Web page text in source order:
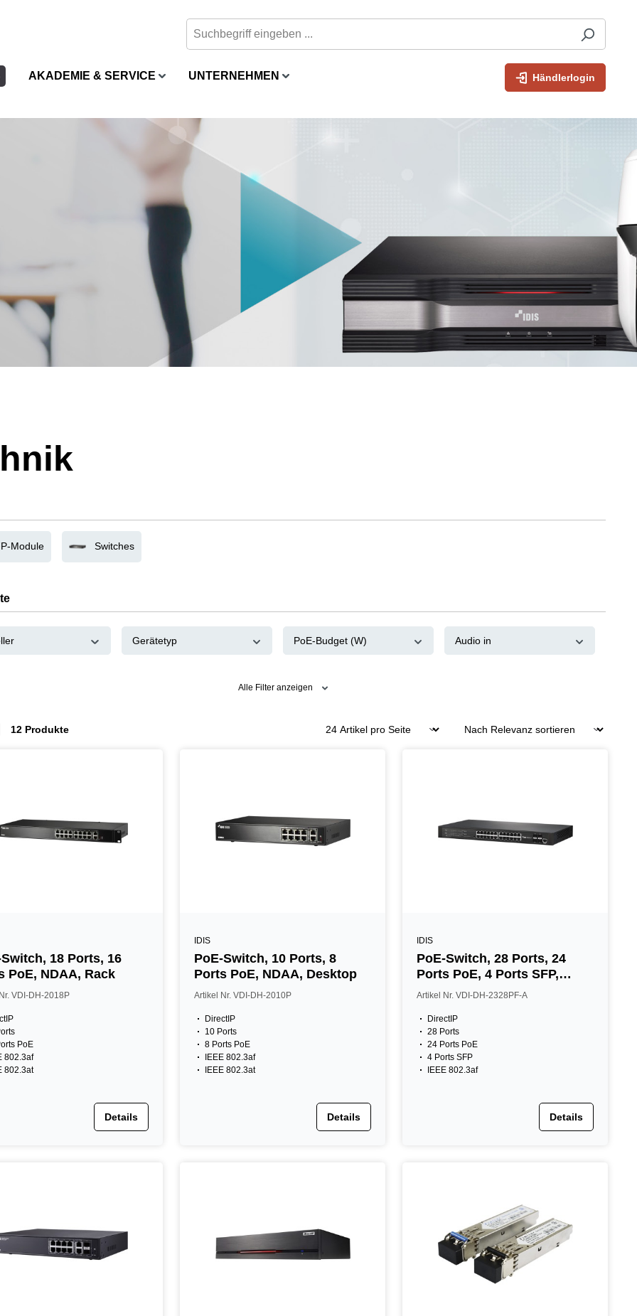
AKADEMIE & SERVICE UNTERNEHMEN Händlerlogin
Module Switches
Gerätetyp PoE-Budget (W) Audio in
Alle Filter anzeigen
12 Produkte
18 Ports, 16
PoE, NDAA, Rack
VDI-DH-2018P
PoE
802.3af
802.3at
Details
IDIS
PoE-Switch, 10 Ports, 8
Ports PoE, NDAA, Desktop
Artikel Nr. VDI-DH-2010P
DirectIP
10 Ports
8 Ports PoE
IEEE 802.3af
IEEE 802.3at
Details
IDIS
PoE-Switch, 28 Ports, 24
Ports PoE, 4 Ports SFP,
NDAA, Desktop
Artikel Nr. VDI-DH-2328PF-A
DirectIP
28 Ports
24 Ports PoE
4 Ports SFP
IEEE 802.3af
Details